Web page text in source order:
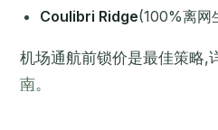
Coulibri Ridge(100%离网
机场通航前锁价是最佳策略,
南。